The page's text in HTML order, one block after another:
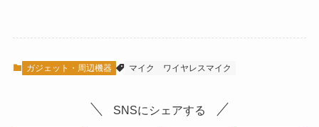
ガジェット・周辺機器 マイク ワイヤレスマイク
SNSにシェアする